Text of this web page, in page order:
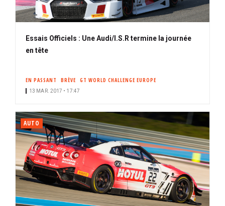
Essais Officiels : Une Audi/I.S.R termine la journée
en tête
EN PASSANT BRÈVE GT WORLD CHALLENGE EUROPE
13 MAR. 2017 • 17:47
AUTO